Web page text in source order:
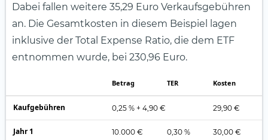
Dabei fallen weitere 35,29 Euro Verkaufsgebühren
an. Die Gesamtkosten in diesem Beispiel lagen
inklusive der Total Expense Ratio, die dem ETF
entnommen wurde, bei 230,96 Euro.
Betrag TER Kosten
Kaufgebühren 0,25 % + 4,90 € 29,90 €
Jahr 1 10.000 € 0,30 % 30,00 €